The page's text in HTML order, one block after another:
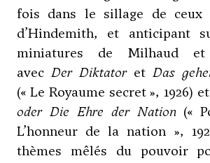
fois dans le sillage de ceux
d’Hindemith, et anticipant
miniatures de Milhaud et
avec Der Diktatoret Das
(« Le Royaume secret », 1926) et
oder Die Ehre der Nation(«
L’honneur de la nation »,
thèmes mêlés du pouvoir